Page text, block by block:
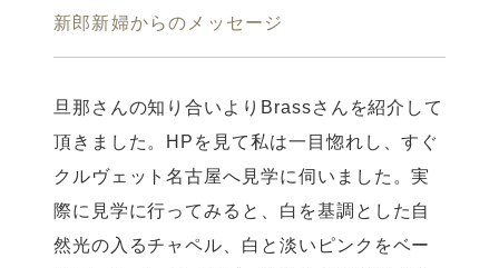
新郎新婦からのメッセージ
旦那さんの知り合いよりBrassさんを紹介して
頂きました。HPを見て私は一目惚れし、すぐ
クルヴェット名古屋へ見学に伺いました。実
際に見学に行ってみると、白を基調とした自
然光の入るチャペル、白と淡いピンクをベー